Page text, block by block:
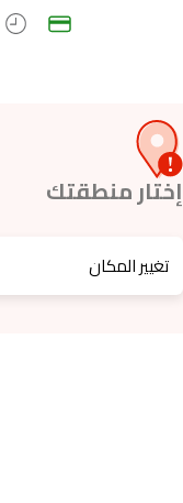
إختار منطقتك
تغيير المكان